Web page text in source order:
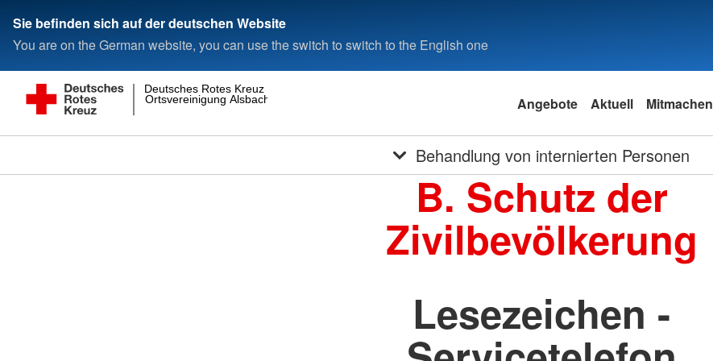
Sie befinden sich auf der deutschen Website
You are on the German website, you can use the switch to switch to the English one
Ortsvereinigung Alsbach
Deutsches Rotes Kreuz
Angebote Aktuell Mitmachen
Behandlung von internierten Personen
B. Schutz der
Zivilbevölkerung
Lesezeichen -